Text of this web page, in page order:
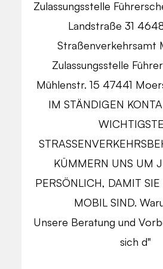
Zulassungsstelle
Landstraße 31
Straßenverkehrsamt
Zulassungsstelle
Mühlenstr. 15 47441
IM STÄNDIGEN
KÜMMERN UNS UM
PERSÖNLICH, DAMIT
MOBIL SIND.
Unsere Beratung und
sich d"